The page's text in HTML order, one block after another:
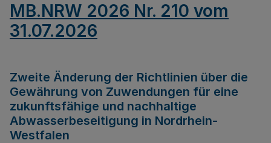
MB.NRW 2026 Nr. 210 vom
31.07.2026
Zweite Änderung der Richtlinien über die
Gewährung von Zuwendungen für eine
zukunftsfähige und nachhaltige
Abwasserbeseitigung in Nordrhein-
Westfalen